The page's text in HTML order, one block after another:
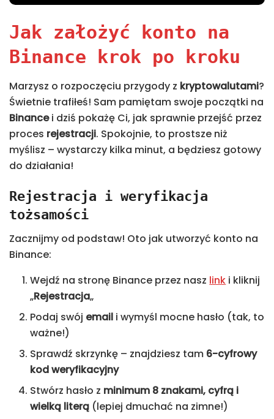
Jak założyć konto na
Binance krok po kroku
Marzysz o rozpoczęciu przygody z kryptowalutami?
Świetnie trafiłeś! Sam pamiętam swoje początki na
Binancei dziś pokażę Ci, jak sprawnie przejść przez
proces rejestracji. Spokojnie, to prostsze niż
myślisz – wystarczy kilka minut, a będziesz gotowy
do działania!
Rejestracja i weryfikacja
tożsamości
Zacznijmy od podstaw! Oto jak utworzyć konto na
Binance:
Wejdź na stronę Binance przez nasz link i kliknij
„Rejestracja„
Podaj swój email i wymyśl mocne hasło (tak, to
ważne!)
Sprawdź skrzynkę – znajdziesz tam 6-cyfrowy
kod weryfikacyjny
Stwórz hasło z minimum 8 znakami, cyfrą i
wielką literą (lepiej dmuchać na zimne!)